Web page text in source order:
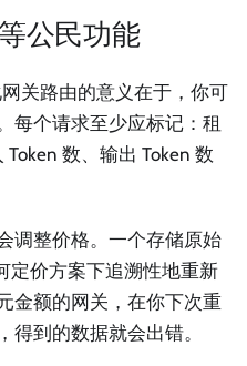
公民功能
关路由的意义在于，你可
每个请求至少应标记：租
数、输出 Token 数
调整价格。一个存储原始
定价方案下追溯性地重新
金额的网关，在你下次重
得到的数据就会出错。